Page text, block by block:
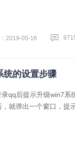
2019-05-16
的设置步骤
qq后提示升级win7系
就弹出一个窗口，提